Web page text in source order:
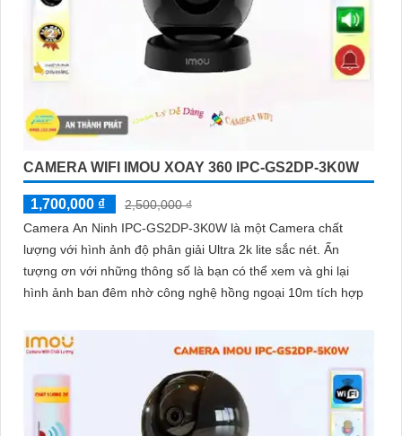
CAMERA WIFI IMOU XOAY 360 IPC-GS2DP-3K0W
1,700,000 ₫
2,500,000 ₫
Camera An Ninh IPC-GS2DP-3K0W là một Camera chất
lượng với hình ảnh độ phân giải Ultra 2k lite sắc nét. Ấn
tượng ơn với những thông số là bạn có thể xem và ghi lại
hình ảnh ban đêm nhờ công nghệ hồng ngoại 10m tích hợp